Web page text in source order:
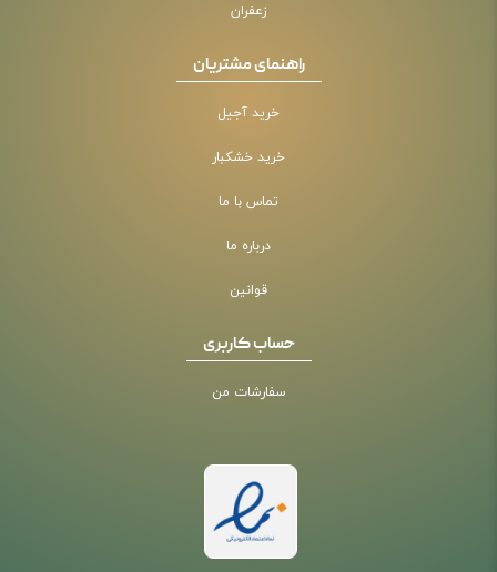
زعفران
راهنمای مشتریان
خرید آجیل
خرید خشکبار
تماس با ما
درباره ما
قوانین
حساب کاربری
سفارشات من